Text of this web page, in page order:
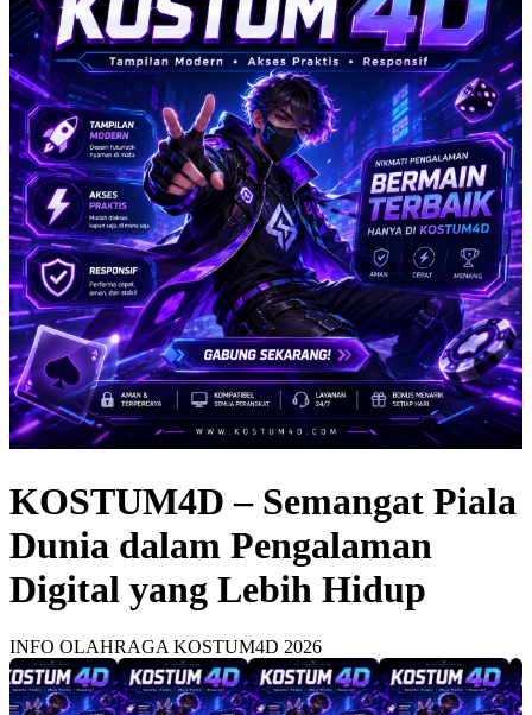
KOSTUM4D – Semangat Piala
Dunia dalam Pengalaman
Digital yang Lebih Hidup
INFO OLAHRAGA KOSTUM4D 2026